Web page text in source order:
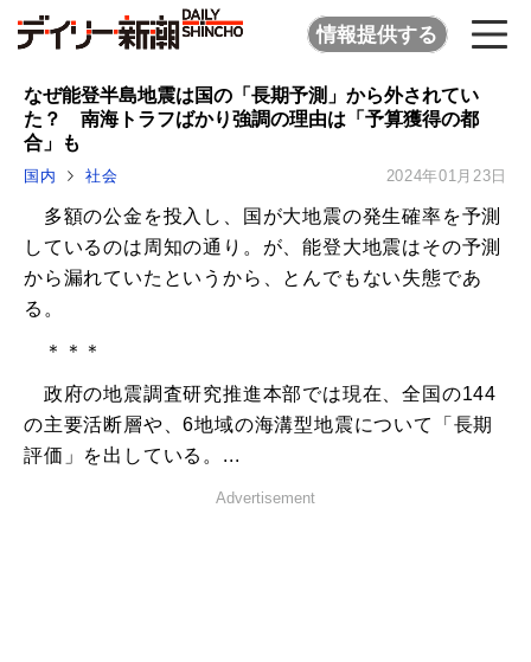
情報提供する
なぜ能登半島地震は国の「長期予測」から外されてい
た？ 南海トラフばかり強調の理由は「予算獲得の都
合」も
国内 社会 2024年01月23日
多額の公金を投入し、国が大地震の発生確率を予測
しているのは周知の通り。が、能登大地震はその予測
から漏れていたというから、とんでもない失態であ
る。
＊＊＊
政府の地震調査研究推進本部では現在、全国の144
の主要活断層や、6地域の海溝型地震について「長期
評価」を出している。...
Advertisement